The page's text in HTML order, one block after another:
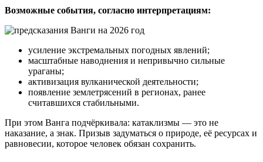
Возможные события, согласно интерпретациям:
усиление экстремальных погодных явлений;
масштабные наводнения и непривычно сильные
ураганы;
активизация вулканической деятельности;
появление землетрясений в регионах, ранее
считавшихся стабильными.
При этом Ванга подчёркивала: катаклизмы — это не
наказание, а знак. Призыв задуматься о природе, её ресурсах и
равновесии, которое человек обязан сохранить.